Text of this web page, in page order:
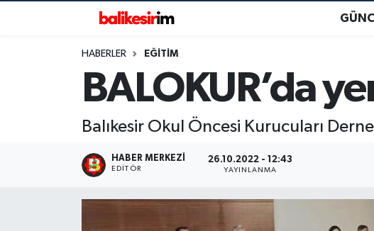
HABERLER EĞİTİM
BALOKUR’da
Balıkesir Okul Öncesi Kurucuları
HABER MERKEZI
EDITÖR
26.10.2022 - 12:43
YAYINLANMA